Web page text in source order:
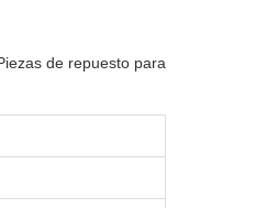
de repuesto para